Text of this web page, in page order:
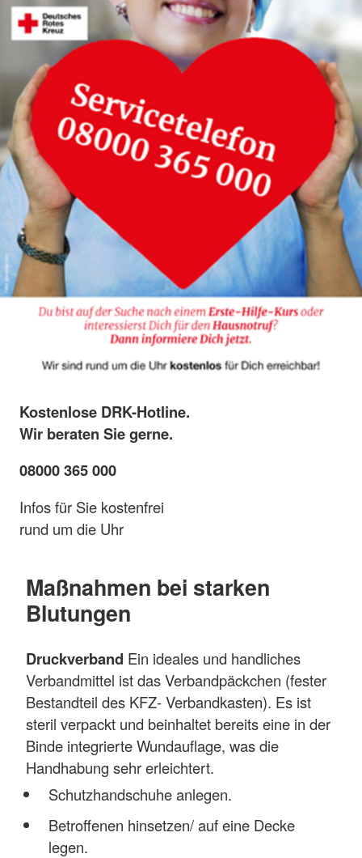
Kostenlose DRK-Hotline.
Wir beraten Sie gerne.
08000 365 000
Infos für Sie kostenfrei
rund um die Uhr
Maßnahmen bei starken
Blutungen
Druckverband Ein ideales und handliches
Verbandmittel ist das Verbandpäckchen (fester
Bestandteil des KFZ- Verbandkasten). Es ist
steril verpackt und beinhaltet bereits eine in der
Binde integrierte Wundauflage, was die
Handhabung sehr erleichtert.
Schutzhandschuhe anlegen.
Betroffenen hinsetzen/ auf eine Decke
legen.